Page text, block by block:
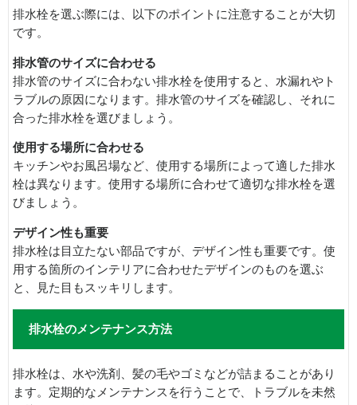
排水栓を選ぶ際には、以下のポイントに注意することが大切
です。
排水管のサイズに合わせる
排水管のサイズに合わない排水栓を使用すると、水漏れやト
ラブルの原因になります。排水管のサイズを確認し、それに
合った排水栓を選びましょう。
使用する場所に合わせる
キッチンやお風呂場など、使用する場所によって適した排水
栓は異なります。使用する場所に合わせて適切な排水栓を選
びましょう。
デザイン性も重要
排水栓は目立たない部品ですが、デザイン性も重要です。使
用する箇所のインテリアに合わせたデザインのものを選ぶ
と、見た目もスッキリします。
排水栓のメンテナンス方法
排水栓は、水や洗剤、髪の毛やゴミなどが詰まることがあり
ます。定期的なメンテナンスを行うことで、トラブルを未然